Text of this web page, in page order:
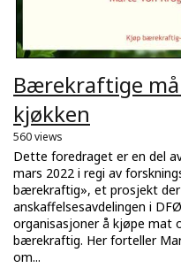
Bærekraftige
kjøkken
560 views
Dette foredraget er en del
mars 2022 i regi av
bærekraftig», et prosjekt
anskaffelsesavdelingen i
organisasjoner å kjøpe mat
bærekraftig. Her forteller
om...